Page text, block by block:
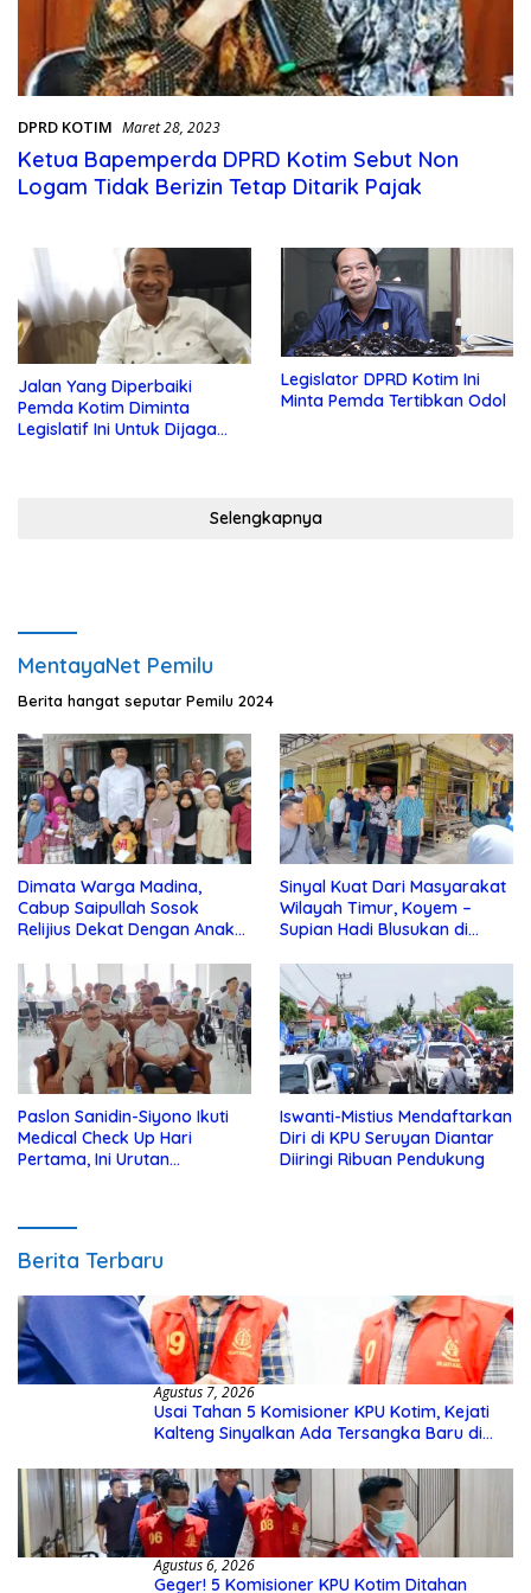
DPRD KOTIM Maret 28, 2023
Ketua Bapemperda DPRD Kotim Sebut Non
Logam Tidak Berizin Tetap Ditarik Pajak
Jalan Yang Diperbaiki
Pemda Kotim Diminta
Legislatif Ini Untuk Dijaga
Legislator DPRD Kotim Ini
Minta Pemda Tertibkan Odol
Selengkapnya
MentayaNet Pemilu
Berita hangat seputar Pemilu 2024
Dimata Warga Madina,
Cabup Saipullah Sosok
Relijius Dekat Dengan Anak
Sinyal Kuat Dari Masyarakat
Wilayah Timur, Koyem –
Supian Hadi Blusukan di
Paslon Sanidin-Siyono Ikuti
Medical Check Up Hari
Pertama, Ini Urutan
Iswanti-Mistius Mendaftarkan
Diri di KPU Seruyan Diantar
Diiringi Ribuan Pendukung
Berita Terbaru
Agustus 7, 2026
Usai Tahan 5 Komisioner KPU Kotim, Kejati
Kalteng Sinyalkan Ada Tersangka Baru di
Agustus 6, 2026
Geger! 5 Komisioner KPU Kotim Ditahan